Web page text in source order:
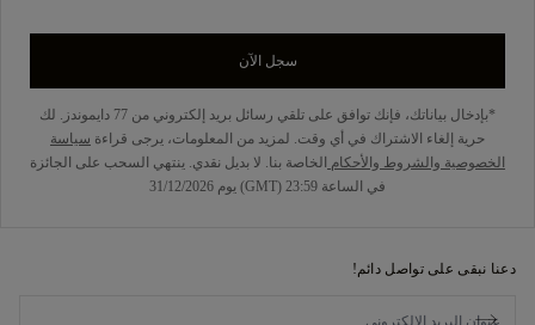
سجل الآن
*بإدخال بياناتك، فإنك توافق على تلقي رسائل بريد إلكتروني من 77 دايموندز. لك
حرية إلغاء الاشتراك في أي وقت. لمزيد من المعلومات، يرجى قراءة سياسة
الخصوصية والشروط والأحكام الخاصة بنا. لا بديل نقدي. ينتهي السحب على الجائزة
في الساعة 23:59 (GMT) يوم 31/12/2026
دعنا نبقى على تواصل دائم!